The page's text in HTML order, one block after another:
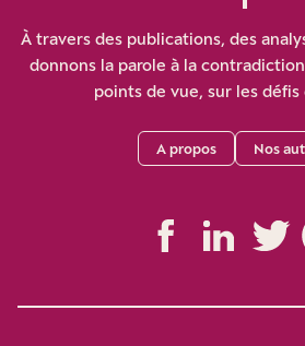
À travers des publications, des
donnons la parole à la
points de vue, sur les défis
A propos Nos